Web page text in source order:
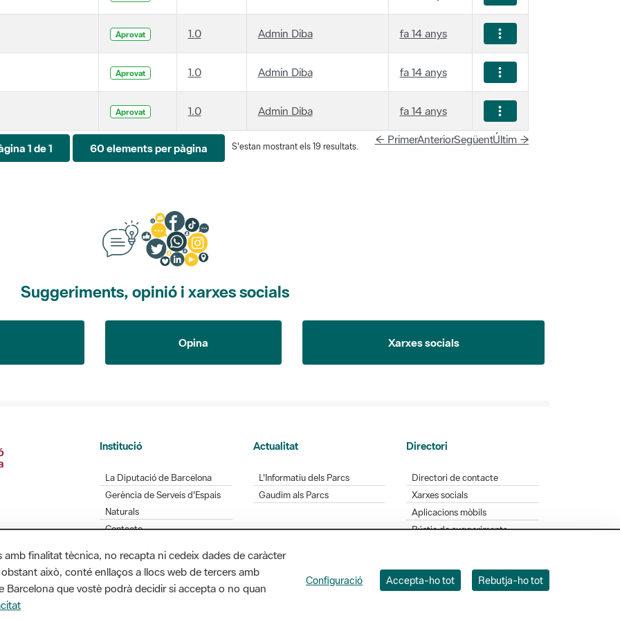
1.0 Admin Diba fa 14 anys
Aprovat 1.0 Admin Diba fa 14 anys
1.0 Admin Diba fa 14 anys
1 de 1 60 elements per pàgina S'estan mostrant els 19 resultats.
SegüentÚltim →
Gerència de Serveis d'Espais
Naturals
Contacte
Gaudim als Parcs
Xarxes socials
Aplicacions mòbils
Bústia de suggeriments
Opineu sobre els parcs
Diputació de Barcelona. Edifici Llacuna, 1a planta. Badajoz, 49. 08005 Barcelona. Tel. 934 022 428
/ xarxaparcs@diba.cat
finalitat tècnica, no recapta ni cedeix dades de caràcter
això, conté enllaços a llocs web de tercers amb
Barcelona que vostè podrà decidir si accepta o no quan
Configuració Accepta-ho tot Rebutja-ho tot